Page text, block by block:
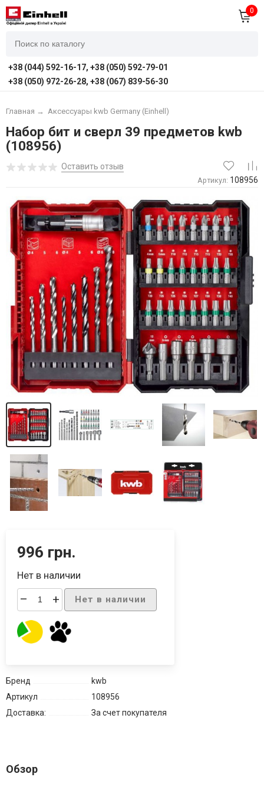
0
+38 (044) 592-16-17, +38 (050) 592-79-01
+38 (050) 972-26-28, +38 (067) 839-56-30
Главная → Аксессуары kwb Germany (Einhell)
Набор бит и сверл 39 предметов kwb
(108956)
Оставить отзыв
Артикул: 108956
996 грн.
Нет в наличии
– + Нет в наличии
Бренд
kwb
Артикул
108956
Доставка:
За счет покупателя
Обзор